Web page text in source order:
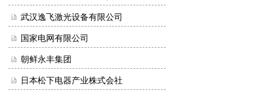
武汉逸飞激光设备有限公司
国家电网有限公司
朝鲜永丰集团
日本松下电器产业株式会社